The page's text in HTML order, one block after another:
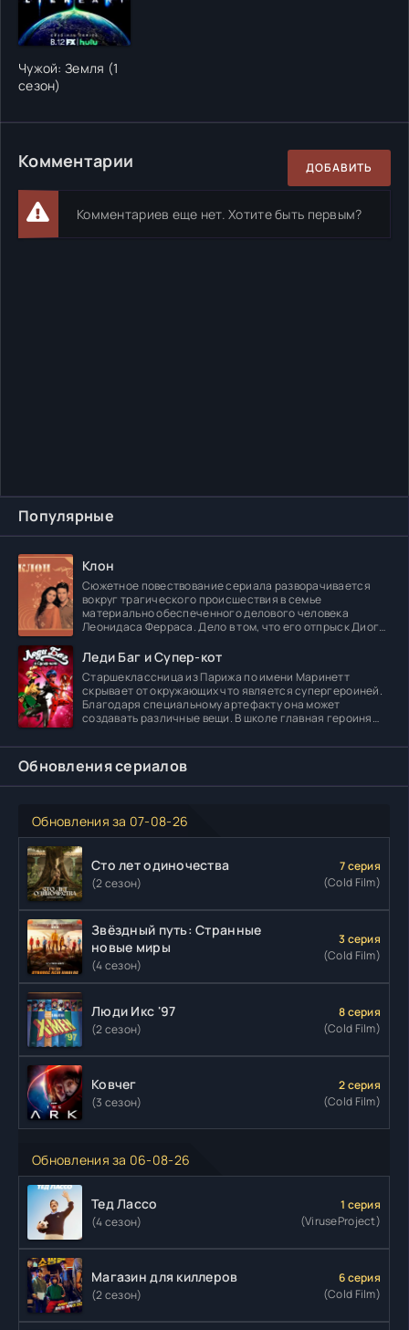
Популярные
Клон
Сюжетное повествование сериала разворачивается
вокруг трагического происшествия в семье
материально обеспеченного делового человека
Леонидаса Ферраса. Дело в том, что его отпрыск Диога
Леди Баг и Супер-кот
Старшеклассница из Парижа по имени Маринетт
скрывает от окружающих что является супергероиней.
Благодаря специальному артефакту она может
создавать различные вещи. В школе главная героиня
Обновления сериалов
Обновления за 07-08-26
Сто лет одиночества
(2 сезон)
7 серия
(Cold Film)
Звёздный путь: Странные
новые миры
(4 сезон)
3 серия
(Cold Film)
Люди Икс '97
(2 сезон)
8 серия
(Cold Film)
Ковчег
(3 сезон)
2 серия
(Cold Film)
Обновления за 06-08-26
Тед Лассо
(4 сезон)
1 серия
(ViruseProject)
Магазин для киллеров
(2 сезон)
6 серия
(Cold Film)
Чужой: Земля (1
сезон)
Комментарии ДОБАВИТЬ
Комментариев еще нет. Хотите быть первым?